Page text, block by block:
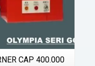
CAP 400.000